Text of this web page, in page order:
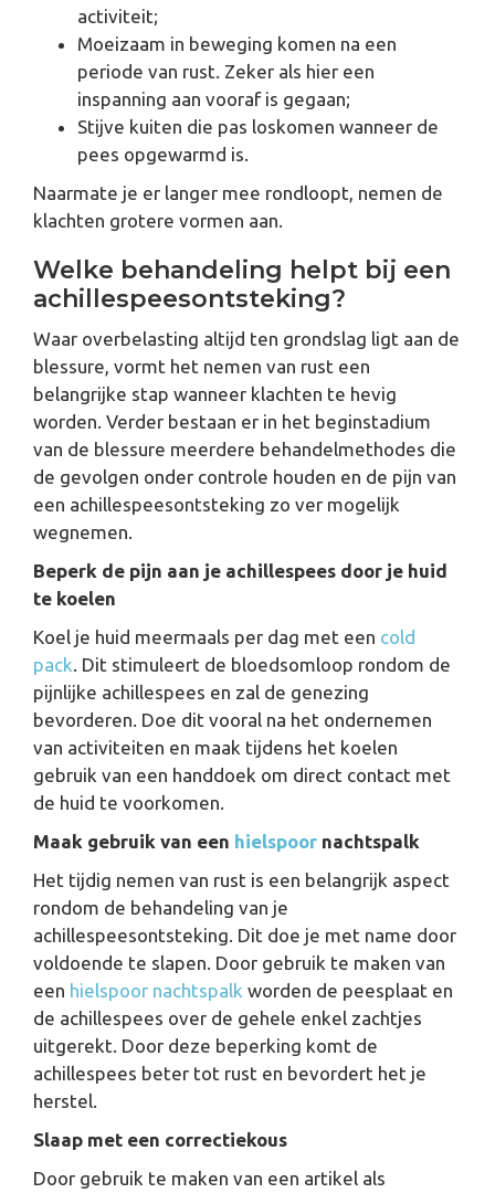
activiteit;
Moeizaam in beweging komen na een
periode van rust. Zeker als hier een
inspanning aan vooraf is gegaan;
Stijve kuiten die pas loskomen wanneer de
pees opgewarmd is.
Naarmate je er langer mee rondloopt, nemen de
klachten grotere vormen aan.
Welke behandeling helpt bij een
achillespeesontsteking?
Waar overbelasting altijd ten grondslag ligt aan de
blessure, vormt het nemen van rust een
belangrijke stap wanneer klachten te hevig
worden. Verder bestaan er in het beginstadium
van de blessure meerdere behandelmethodes die
de gevolgen onder controle houden en de pijn van
een achillespeesontsteking zo ver mogelijk
wegnemen.
Beperk de pijn aan je achillespees door je huid
te koelen
Koel je huid meermaals per dag met een cold
pack . Dit stimuleert de bloedsomloop rondom de
pijnlijke achillespees en zal de genezing
bevorderen. Doe dit vooral na het ondernemen
van activiteiten en maak tijdens het koelen
gebruik van een handdoek om direct contact met
de huid te voorkomen.
Maak gebruik van een hielspoor nachtspalk
Het tijdig nemen van rust is een belangrijk aspect
rondom de behandeling van je
achillespeesontsteking. Dit doe je met name door
voldoende te slapen. Door gebruik te maken van
een hielspoor nachtspalk worden de peesplaat en
de achillespees over de gehele enkel zachtjes
uitgerekt. Door deze beperking komt de
achillespees beter tot rust en bevordert het je
herstel.
Slaap met een correctiekous
Door gebruik te maken van een artikel als